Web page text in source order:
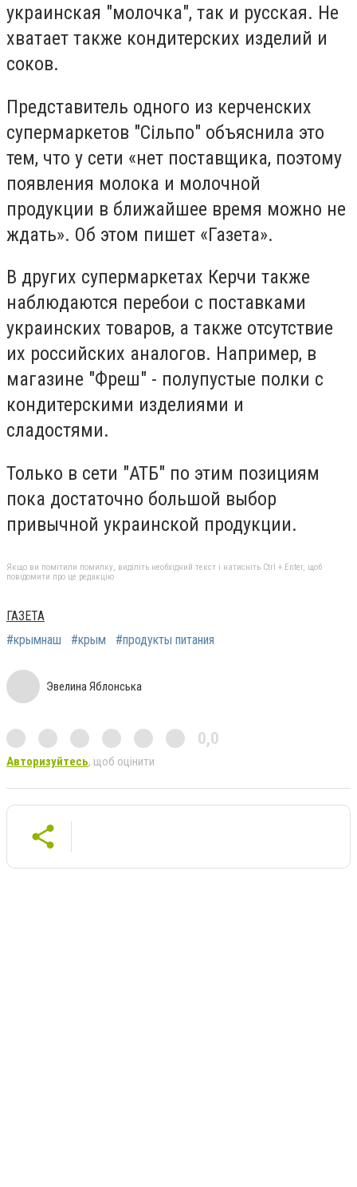
украинская "молочка", так и русская. Не
хватает также кондитерских изделий и
соков.
Представитель одного из керченских
супермаркетов "Сільпо" объяснила это
тем, что у сети «нет поставщика, поэтому
появления молока и молочной
продукции в ближайшее время можно не
ждать». Об этом пишет «Газета».
В других супермаркетах Керчи также
наблюдаются перебои с поставками
украинских товаров, а также отсутствие
их российских аналогов. Например, в
магазине "Фреш" - полупустые полки с
кондитерскими изделиями и
сладостями.
Только в сети "АТБ" по этим позициям
пока достаточно большой выбор
привычной украинской продукции.
Якщо ви помітили помилку, виділіть необхідний текст і натисніть Ctrl + Enter, щоб
повідомити про це редакцію
ГАЗЕТА
#крымнаш
#крым #продукты питания
Эвелина Яблонська
0,0
Авторизуйтесь, щоб оцінити